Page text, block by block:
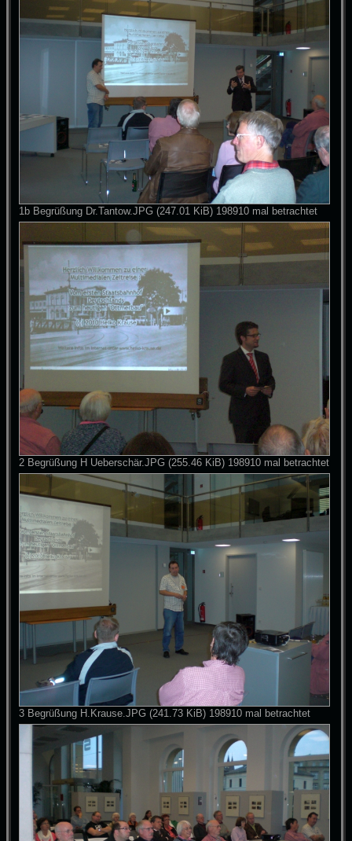
1b Begrüßung Dr.Tantow.JPG (247.01 KiB) 198910 mal betrachtet
2 Begrüßung H Ueberschär.JPG (255.46 KiB) 198910 mal betrachtet
3 Begrüßung H.Krause.JPG (241.73 KiB) 198910 mal betrachtet